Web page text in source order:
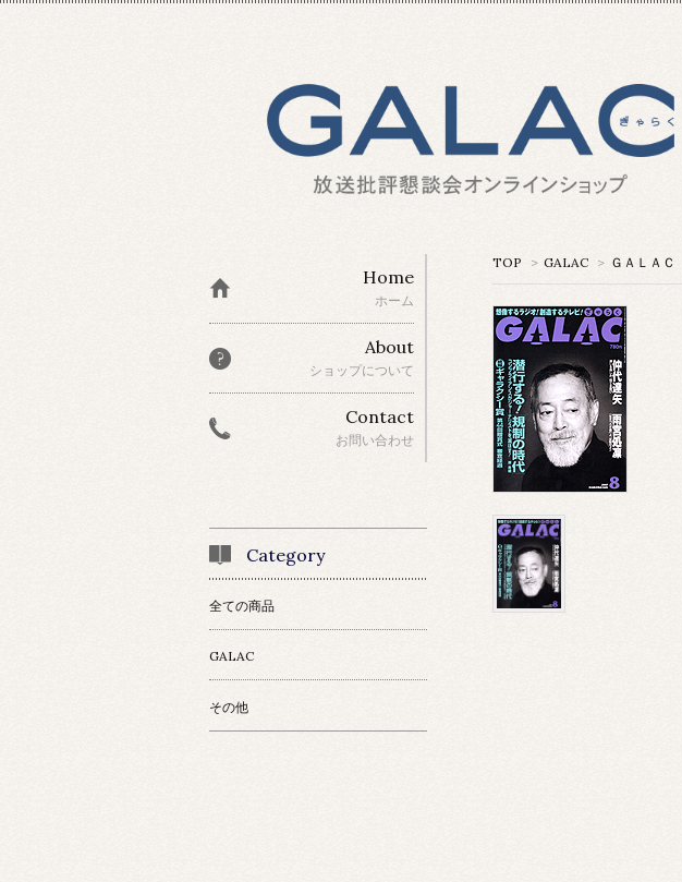
TOP > GALAC > ＧＡＬＡ
Home
ホーム
About
ショップについて
Contact
お問い合わせ
Category
全ての商品
GALAC
その他